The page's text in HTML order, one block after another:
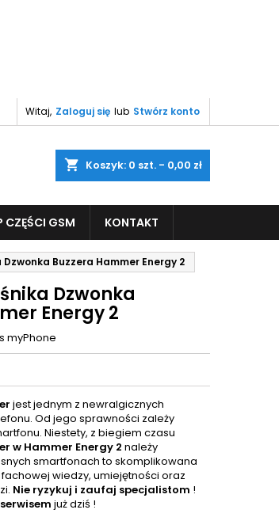
Witaj, Zaloguj się lub Stwórz konto
shopping_cart Koszyk: 0 szt. - 0,00 zł
CZĘŚCI GSM KONTAKT
Dzwonka Buzzera Hammer Energy 2
Dzwonka
Energy 2
myPhone
jest jednym z newralgicznych
Od jego sprawności zależy
Niestety, z biegiem czasu
w Hammer Energy 2 należy
smartfonach to skomplikowana
wiedzy, umiejętności oraz
Nie ryzykuj i zaufaj specjalistom !
serwisem już dziś !